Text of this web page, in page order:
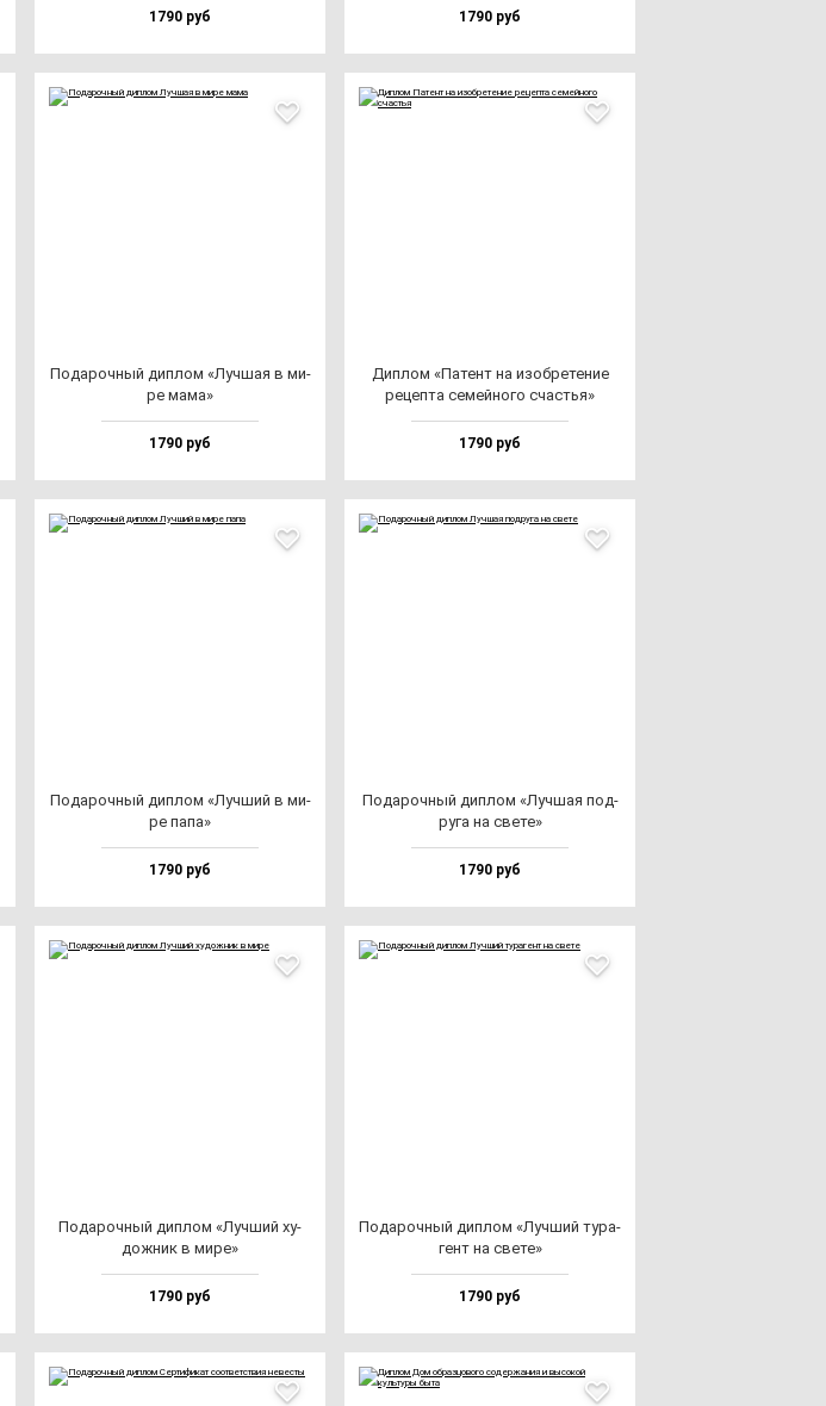
1790 руб 1790 руб
Пода­роч­ный дип­лом «Луч­шая в ми­
ре ма­ма»
1790 руб
Дип­лом «Патент на изоб­ре­те­ние
ре­цеп­та се­мей­но­го счастья»
1790 руб
Пода­роч­ный дип­лом «Луч­ший в ми­
ре па­па»
1790 руб
Пода­роч­ный дип­лом «Луч­шая под­
ру­га на све­те»
1790 руб
Пода­роч­ный дип­лом «Луч­ший ху­
дож­ник в ми­ре»
1790 руб
Пода­роч­ный дип­лом «Луч­ший ту­ра­
гент на све­те»
1790 руб